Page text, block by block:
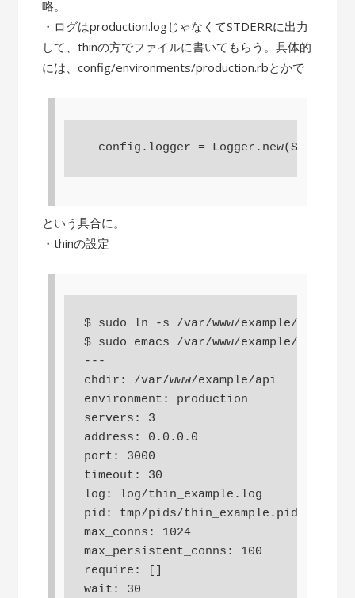
略。
・ログはproduction.logじゃなくてSTDERRに出力
して、thinの方でファイルに書いてもらう。具体的
には、config/environments/production.rbとかで
  config.logger = Logger.new(STDOUT)
という具合に。
・thinの設定
$ sudo ln -s /var/www/example/api/
$ sudo emacs /var/www/example/api/
---
chdir: /var/www/example/api
environment: production
servers: 3
address: 0.0.0.0
port: 3000
timeout: 30
log: log/thin_example.log
pid: tmp/pids/thin_example.pid
max_conns: 1024
max_persistent_conns: 100
require: []
wait: 30